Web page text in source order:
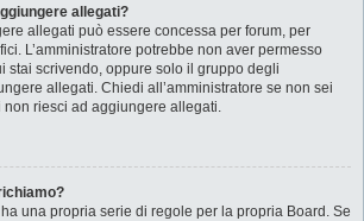
allegati?
allegati può essere concessa per forum, per
L’amministratore potrebbe non aver permesso
stai scrivendo, oppure solo il gruppo degli
allegati. Chiedi all’amministratore se non sei
non riesci ad aggiungere allegati.
una propria serie di regole per la propria Board. Se